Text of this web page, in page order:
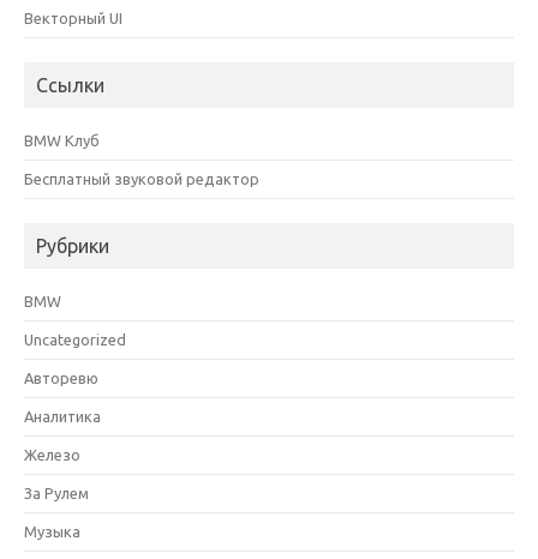
Векторный UI
Ссылки
BMW Клуб
Бесплатный звуковой редактор
Рубрики
BMW
Uncategorized
Авторевю
Аналитика
Железо
За Рулем
Музыка